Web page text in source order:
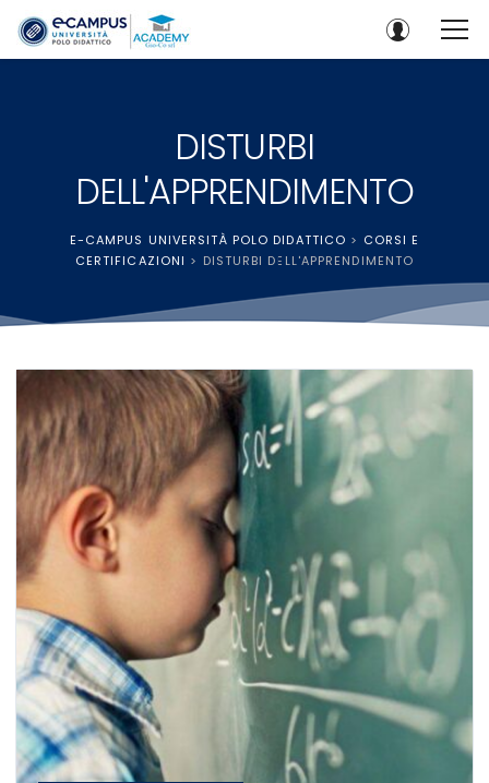
DISTURBI
DELL'APPRENDIMENTO
E-CAMPUS UNIVERSITÀ POLO DIDATTICO > CORSI E
CERTIFICAZIONI > DISTURBI DELL'APPRENDIMENTO